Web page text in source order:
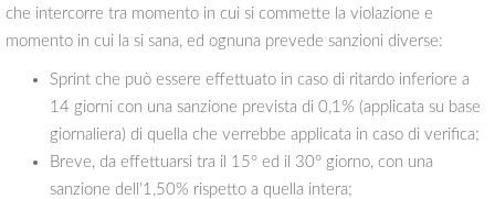
che intercorre tra momento in cui si commette la violazione e
momento in cui la si sana, ed ognuna prevede sanzioni diverse:
Sprint che può essere effettuato in caso di ritardo inferiore a
14 giorni con una sanzione prevista di 0,1% (applicata su base
giornaliera) di quella che verrebbe applicata in caso di verifica;
Breve, da effettuarsi tra il 15° ed il 30° giorno, con una
sanzione dell’1,50% rispetto a quella intera;